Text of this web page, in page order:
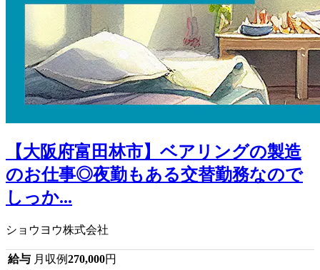
【大阪府富田林市】ベアリングの製造
のお仕事◎夜勤もある交替勤務なので
しっか...
ショウヨウ株式会社
給与 月収例270,000円